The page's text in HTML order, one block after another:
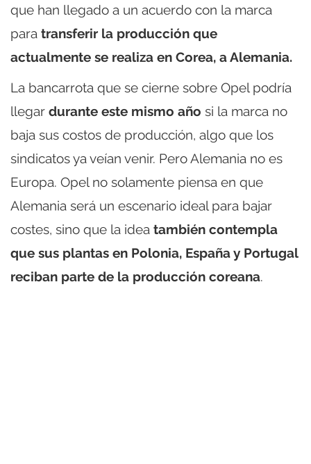
que han llegado a un acuerdo con la marca
para transferir la producción que
actualmente se realiza en Corea, a Alemania.
La bancarrota que se cierne sobre Opel podría
llegar durante este mismo año si la marca no
baja sus costos de producción, algo que los
sindicatos ya veían venir. Pero Alemania no es
Europa. Opel no solamente piensa en que
Alemania será un escenario ideal para bajar
costes, sino que la idea también contempla
que sus plantas en Polonia, España y Portugal
reciban parte de la producción coreana.